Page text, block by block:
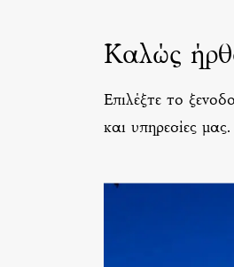
Καλώς
Επιλέξτε το
και υπηρεσίες μας.